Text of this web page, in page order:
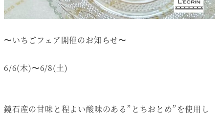
〜いちごフェア開催のお知らせ〜
6/6(木)〜6/8(土)
鏡石産の甘味と程よい酸味のある”とちおとめ”を使用し